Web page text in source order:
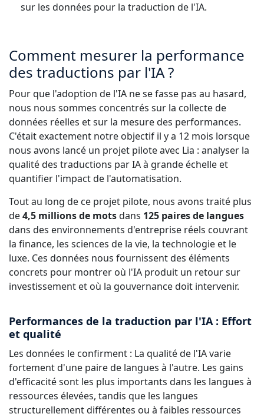
sur les données pour la traduction de l'IA.
Comment mesurer la performance
des traductions par l'IA ?
Pour que l'adoption de l'IA ne se fasse pas au hasard,
nous nous sommes concentrés sur la collecte de
données réelles et sur la mesure des performances.
C'était exactement notre objectif il y a 12 mois lorsque
nous avons lancé un projet pilote avec Lia : analyser la
qualité des traductions par IA à grande échelle et
quantifier l'impact de l'automatisation.
Tout au long de ce projet pilote, nous avons traité plus
de4,5 millions de motsdans 125 paires de langues
dans des environnements d'entreprise réels couvrant
la finance, les sciences de la vie, la technologie et le
luxe. Ces données nous fournissent des éléments
concrets pour montrer où l'IA produit un retour sur
investissement et où la gouvernance doit intervenir.
Performances de la traduction par l'IA : Effort
et qualité
Les données le confirment : La qualité de l'IA varie
fortement d'une paire de langues à l'autre. Les gains
d'efficacité sont les plus importants dans les langues à
ressources élevées, tandis que les langues
structurellement différentes ou à faibles ressources